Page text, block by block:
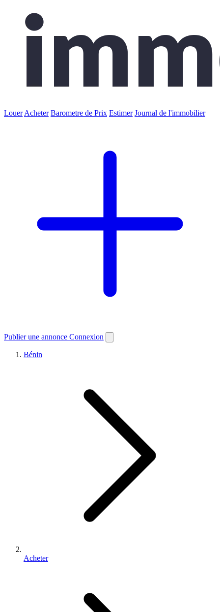
Louer Acheter Barometre de Prix Estimer Journal de l'immobilier
Publier une annonce Connexion
Bénin
Acheter